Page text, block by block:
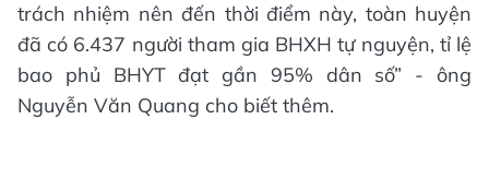
trách nhiệm nên đến thời điểm này, toàn huyện
đã có 6.437 người tham gia BHXH tự nguyện, tỉ lệ
bao phủ BHYT đạt gần 95% dân số” - ông
Nguyễn Văn Quang cho biết thêm.